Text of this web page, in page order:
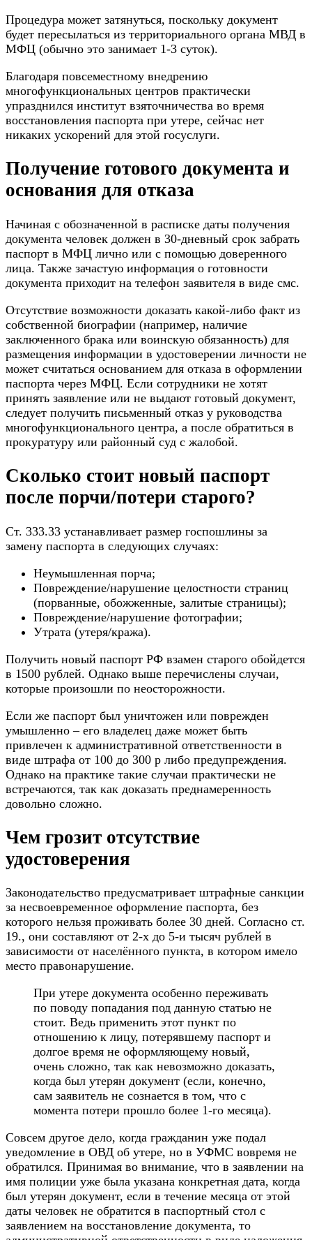
Процедура может затянуться, поскольку документ
будет пересылаться из территориального органа МВД в
МФЦ (обычно это занимает 1-3 суток).
Благодаря повсеместному внедрению
многофункциональных центров практически
упразднился институт взяточничества во время
восстановления паспорта при утере, сейчас нет
никаких ускорений для этой госуслуги.
Получение готового документа и
основания для отказа
Начиная с обозначенной в расписке даты получения
документа человек должен в 30-дневный срок забрать
паспорт в МФЦ лично или с помощью доверенного
лица. Также зачастую информация о готовности
документа приходит на телефон заявителя в виде смс.
Отсутствие возможности доказать какой-либо факт из
собственной биографии (например, наличие
заключенного брака или воинскую обязанность) для
размещения информации в удостоверении личности не
может считаться основанием для отказа в оформлении
паспорта через МФЦ. Если сотрудники не хотят
принять заявление или не выдают готовый документ,
следует получить письменный отказ у руководства
многофункционального центра, а после обратиться в
прокуратуру или районный суд с жалобой.
Сколько стоит новый паспорт
после порчи/потери старого?
Ст. 333.33 устанавливает размер госпошлины за
замену паспорта в следующих случаях:
Неумышленная порча;
Повреждение/нарушение целостности страниц
(порванные, обожженные, залитые страницы);
Повреждение/нарушение фотографии;
Утрата (утеря/кража).
Получить новый паспорт РФ взамен старого обойдется
в 1500 рублей. Однако выше перечислены случаи,
которые произошли по неосторожности.
Если же паспорт был уничтожен или поврежден
умышленно – его владелец даже может быть
привлечен к административной ответственности в
виде штрафа от 100 до 300 р либо предупреждения.
Однако на практике такие случаи практически не
встречаются, так как доказать преднамеренность
довольно сложно.
Чем грозит отсутствие
удостоверения
Законодательство предусматривает штрафные санкции
за несвоевременное оформление паспорта, без
которого нельзя проживать более 30 дней. Согласно ст.
19., они составляют от 2-х до 5-и тысяч рублей в
зависимости от населённого пункта, в котором имело
место правонарушение.
При утере документа особенно переживать
по поводу попадания под данную статью не
стоит. Ведь применить этот пункт по
отношению к лицу, потерявшему паспорт и
долгое время не оформляющему новый,
очень сложно, так как невозможно доказать,
когда был утерян документ (если, конечно,
сам заявитель не сознается в том, что с
момента потери прошло более 1-го месяца).
Совсем другое дело, когда гражданин уже подал
уведомление в ОВД об утере, но в УФМС вовремя не
обратился. Принимая во внимание, что в заявлении на
имя полиции уже была указана конкретная дата, когда
был утерян документ, если в течение месяца от этой
даты человек не обратится в паспортный стол с
заявлением на восстановление документа, то